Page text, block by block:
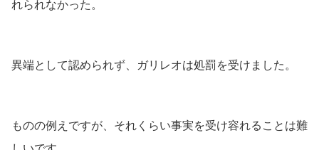
れられなかった。
異端として認められず、ガリレオは処罰を受けました。
ものの例えですが、それくらい事実を受け容れることは難